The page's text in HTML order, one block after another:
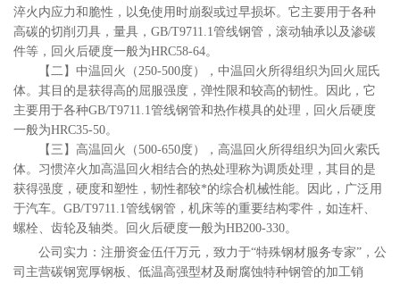
淬火内应力和脆性 ， 以免使用时崩裂或过早损坏。它主要用于各种
高碳的切削刃具 ， 量具 ， GB/T9711.1管线钢管 ， 滚动轴承以及渗碳
件等 ， 回火后硬度一般为HRC58-64。
【二】中温回火
（250-500度）， 中温回火所得组织为回火屈氏
体。其目的是获得高的屈服强度 ， 弹性限和较高的韧性。因此 ， 它
主要用于各种GB/T9711.1管线钢管和热作模具的处理 ， 回火后硬度
一般为HRC35-50。
【三】高温回火
（500-650度）， 高温回火所得组织为回火索氏
体。习惯淬火加高温回火相结合的热处理称为调质处理 ， 其目的是
获得强度 ， 硬度和塑性 ， 韧性都较*的综合机械性能。因此 ， 广泛用
于汽车。 GB/T9711.1管线钢管 ， 机床等的重要结构零件 ， 如连杆、
螺栓、 齿轮及轴类。回火后硬度一般为HB200-330。
公司实力：注册资金伍仟万元，致力于“特殊钢材服务专家”，公
司主营碳钢宽厚钢板、低温高强型材及耐腐蚀特种钢管的加工销